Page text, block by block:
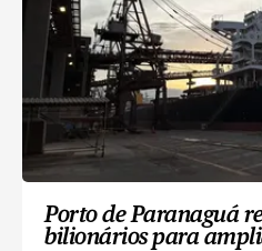
Porto de Paranaguá
bilionários para